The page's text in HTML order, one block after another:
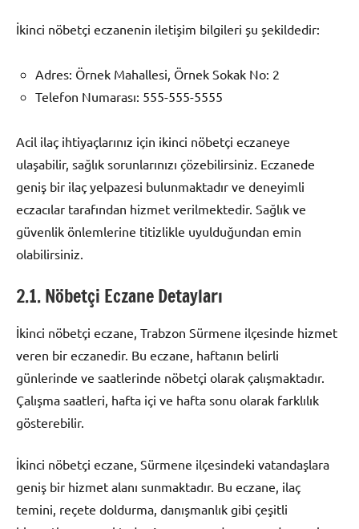
İkinci nöbetçi eczanenin iletişim bilgileri şu şekildedir:
Adres: Örnek Mahallesi, Örnek Sokak No: 2
Telefon Numarası: 555-555-5555
Acil ilaç ihtiyaçlarınız için ikinci nöbetçi eczaneye
ulaşabilir, sağlık sorunlarınızı çözebilirsiniz. Eczanede
geniş bir ilaç yelpazesi bulunmaktadır ve deneyimli
eczacılar tarafından hizmet verilmektedir. Sağlık ve
güvenlik önlemlerine titizlikle uyulduğundan emin
olabilirsiniz.
2.1. Nöbetçi Eczane Detayları
İkinci nöbetçi eczane, Trabzon Sürmene ilçesinde hizmet
veren bir eczanedir. Bu eczane, haftanın belirli
günlerinde ve saatlerinde nöbetçi olarak çalışmaktadır.
Çalışma saatleri, hafta içi ve hafta sonu olarak farklılık
gösterebilir.
İkinci nöbetçi eczane, Sürmene ilçesindeki vatandaşlara
geniş bir hizmet alanı sunmaktadır. Bu eczane, ilaç
temini, reçete doldurma, danışmanlık gibi çeşitli